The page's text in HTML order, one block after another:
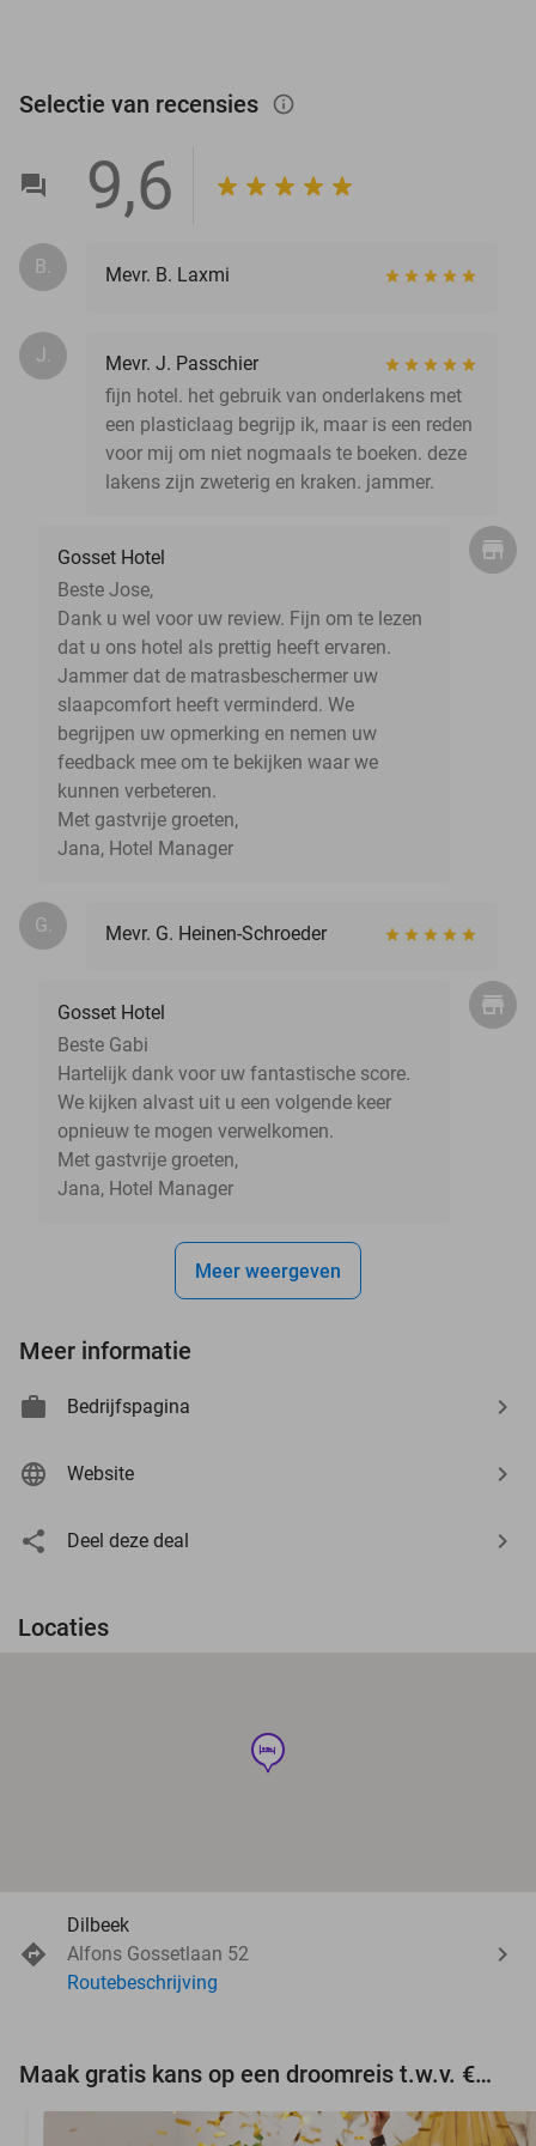
Selectie van recensies info_outlined
9,6
B. Mevr. B. Laxmi
J.
Mevr. J. Passchier
fijn hotel. het gebruik van onderlakens met
een plasticlaag begrijp ik, maar is een reden
voor mij om niet nogmaals te boeken. deze
lakens zijn zweterig en kraken. jammer.
Gosset Hotel
Beste Jose,
Dank u wel voor uw review. Fijn om te lezen
dat u ons hotel als prettig heeft ervaren.
Jammer dat de matrasbeschermer uw
slaapcomfort heeft verminderd. We
begrijpen uw opmerking en nemen uw
feedback mee om te bekijken waar we
kunnen verbeteren.
Met gastvrije groeten,
Jana, Hotel Manager
G. Mevr. G. Heinen-Schroeder
Gosset Hotel
Beste Gabi
Hartelijk dank voor uw fantastische score.
We kijken alvast uit u een volgende keer
opnieuw te mogen verwelkomen.
Met gastvrije groeten,
Jana, Hotel Manager
Meer weergeven
Meer informatie
Bedrijfspagina
Website
Deel deze deal
Locaties
hotel
Dilbeek
Alfons Gossetlaan 52
Routebeschrijving
Maak gratis kans op een droomreis t.w.v. €3.000!